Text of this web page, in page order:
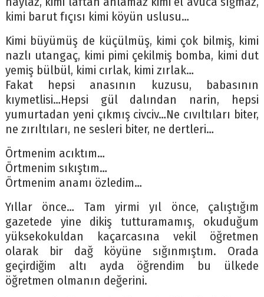
kimi barut fıçısı kimi köyün uslusu…
Kimi büyümüş de küçülmüş, kimi çok bilmiş, kimi
nazlı utangaç, kimi pimi çekilmiş bomba, kimi dut
yemiş bülbül, kimi cırlak, kimi zırlak…
Fakat hepsi anasının kuzusu, babasının
kıymetlisi…Hepsi gül dalından narin, hepsi
yumurtadan yeni çıkmış civciv…Ne cıvıltıları biter,
ne zırıltıları, ne sesleri biter, ne dertleri…
Örtmenim acıktım…
Örtmenim sıkıştım…
Örtmenim anamı özledim…
Yıllar önce… Tam yirmi yıl önce, çalıştığım
gazetede yine dikiş tutturamamış, okuduğum
yüksekokuldan kaçarcasına vekil öğretmen
olarak bir dağ köyüne sığınmıştım. Orada
geçirdiğim altı ayda öğrendim bu ülkede
öğretmen olmanın değerini.